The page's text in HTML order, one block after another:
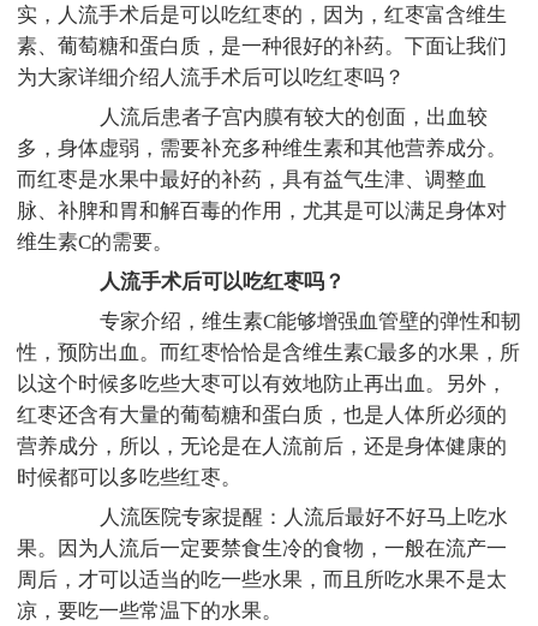
实，人流手术后是可以吃红枣的，因为，红枣富含维生
素、葡萄糖和蛋白质，是一种很好的补药。下面让我们
为大家详细介绍人流手术后可以吃红枣吗？
人流后患者子宫内膜有较大的创面，出血较
多，身体虚弱，需要补充多种维生素和其他营养成分。
而红枣是水果中最好的补药，具有益气生津、调整血
脉、补脾和胃和解百毒的作用，尤其是可以满足身体对
维生素C的需要。
人流手术后可以吃红枣吗？
专家介绍，维生素C能够增强血管壁的弹性和韧
性，预防出血。而红枣恰恰是含维生素C最多的水果，所
以这个时候多吃些大枣可以有效地防止再出血。另外，
红枣还含有大量的葡萄糖和蛋白质，也是人体所必须的
营养成分，所以，无论是在人流前后，还是身体健康的
时候都可以多吃些红枣。
人流医院专家提醒：人流后最好不好马上吃水
果。因为人流后一定要禁食生冷的食物，一般在流产一
周后，才可以适当的吃一些水果，而且所吃水果不是太
凉，要吃一些常温下的水果。